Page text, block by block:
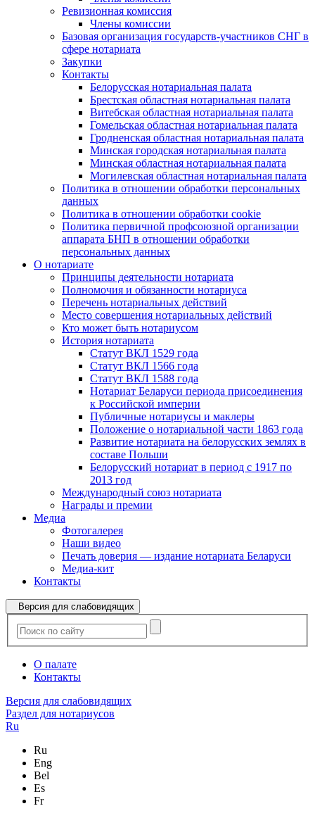
Ревизионная комиссия
Члены комиссии
Базовая организация государств-участников СНГ в
сфере нотариата
Закупки
Контакты
Белорусская нотариальная палата
Брестская областная нотариальная палата
Витебская областная нотариальная палата
Гомельская областная нотариальная палата
Гродненская областная нотариальная палата
Минская городская нотариальная палата
Минская областная нотариальная палата
Могилевская областная нотариальная палата
Политика в отношении обработки персональных
данных
Политика в отношении обработки cookie
Политика первичной профсоюзной организации
аппарата БНП в отношении обработки
персональных данных
О нотариате
Принципы деятельности нотариата
Полномочия и обязанности нотариуса
Перечень нотариальных действий
Место совершения нотариальных действий
Кто может быть нотариусом
История нотариата
Статут ВКЛ 1529 года
Статут ВКЛ 1566 года
Статут ВКЛ 1588 года
Нотариат Беларуси периода присоединения
к Российской империи
Публичные нотариусы и маклеры
Положение о нотариальной части 1863 года
Развитие нотариата на белорусских землях в
составе Польши
Белорусский нотариат в период с 1917 по
2013 год
Международный союз нотариата
Награды и премии
Медиа
Фотогалерея
Наши видео
Печать доверия — издание нотариата Беларуси
Медиа-кит
Контакты
Версия для слабовидящих
О палате
Контакты
Версия для слабовидящих
Раздел для нотариусов
Ru
Ru
Eng
Bel
Es
Fr